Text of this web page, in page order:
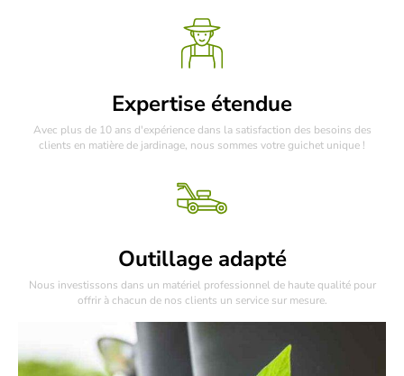
Expertise étendue
Avec plus de 10 ans d'expérience dans la satisfaction des besoins des
clients en matière de jardinage, nous sommes votre guichet unique !
Outillage adapté
Nous investissons dans un matériel professionnel de haute qualité pour
offrir à chacun de nos clients un service sur mesure.